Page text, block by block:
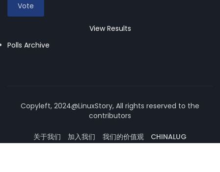
View Results
Polls Archive
Copyleft, 2024@LinuxStory, All rights reserved to the
contributors
关于我们 加入我们 我们的价值观
CHINALUG